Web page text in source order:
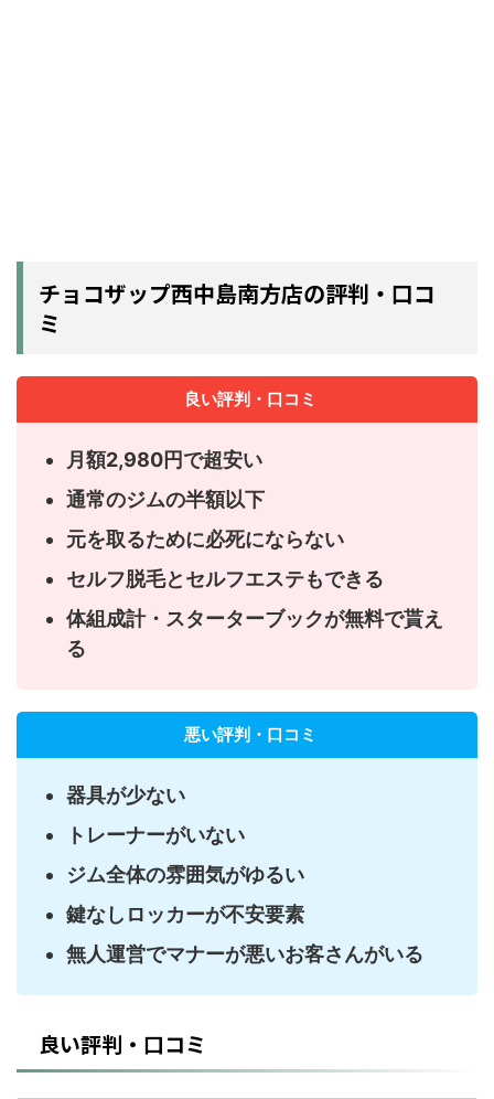
チョコザップ西中島南方店の評判・口コ
ミ
良い評判・口コミ
月額2,980円で超安い
通常のジムの半額以下
元を取るために必死にならない
セルフ脱毛とセルフエステもできる
体組成計・スターターブックが無料で貰え
る
悪い評判・口コミ
器具が少ない
トレーナーがいない
ジム全体の雰囲気がゆるい
鍵なしロッカーが不安要素
無人運営でマナーが悪いお客さんがいる
良い評判・口コミ